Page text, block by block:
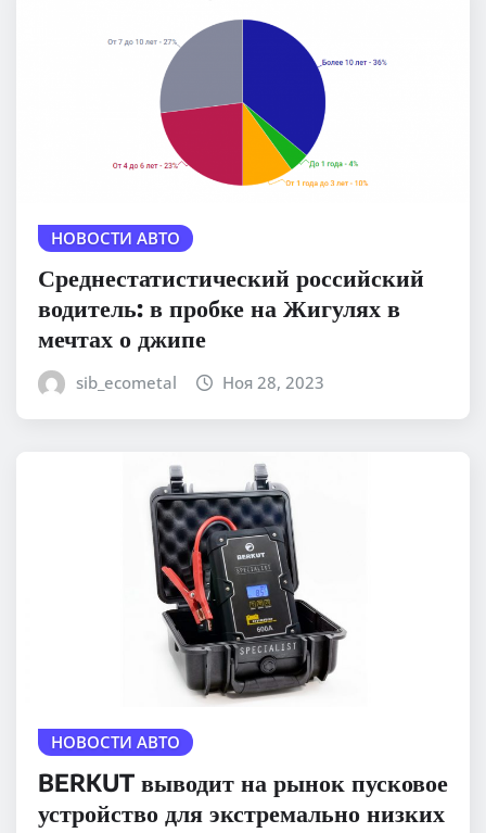
НОВОСТИ АВТО
Среднестатистический российский
водитель: в пробке на Жигулях в
мечтах о джипе
sib_ecometal Ноя 28, 2023
НОВОСТИ АВТО
BERKUT выводит на рынок пусковое
устройство для экстремально низких